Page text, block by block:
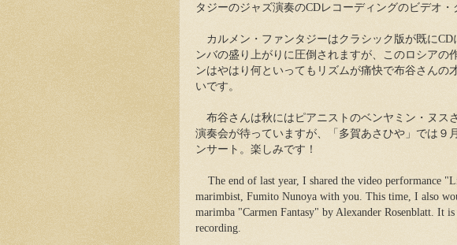
タジーのジャズ演奏のCDレコーディングのビデオ・
カルメン・ファンタジーはクラシック版が既にCD
ンバの盛り上がりに圧倒されますが、このロシアの
ンはやはり何といってもリズムが痛快で布谷さんの
いです。
布谷さんは秋にはピアニストのベンヤミン・ヌス
演奏会が待っていますが、「多賀あさひや」では９
ンサート。楽しみです！
The end of last year, I shared the video performance
marimbist, Fumito Nunoya with you. This time, I also
marimba "Carmen Fantasy" by Alexander Rosenblatt. It
recording.